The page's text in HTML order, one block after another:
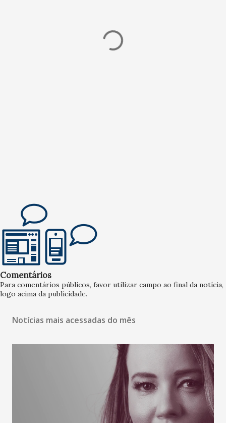
Comentários
Para comentários públicos, favor utilizar campo ao final da notícia,
logo acima da publicidade.
Notícias mais acessadas do mês